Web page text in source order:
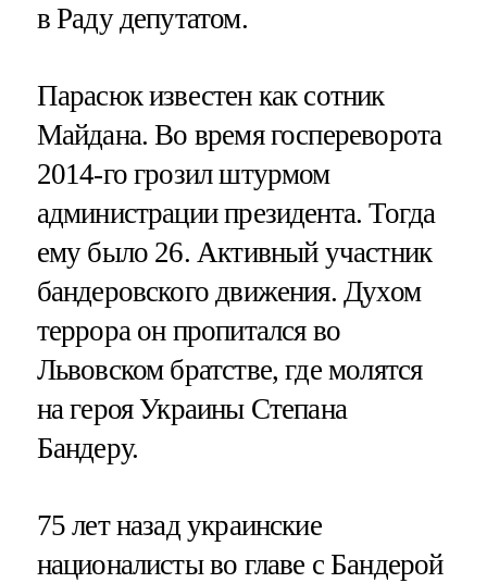
в Раду депутатом.
Парасюк известен как сотник
Майдана. Во время госпереворота
2014-го грозил штурмом
администрации президента. Тогда
ему было 26. Активный участник
бандеровского движения. Духом
террора он пропитался во
Львовском братстве, где молятся
на героя Украины Степана
Бандеру.
75 лет назад украинские
националисты во главе с Бандерой